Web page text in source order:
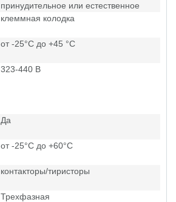
принудительное или естественное
клеммная колодка
от -25°C до +45 °C
323-440 В
Да
от -25°C до +60°C
контакторы/тиристоры
Трехфазная